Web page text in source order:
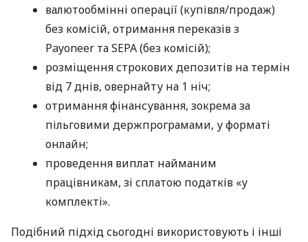
валютообмінні операції (купівля/продаж)
без комісій, отримання переказів з
Payoneer та SEPA (без комісій);
розміщення строкових депозитів на термін
від 7 днів, овернайту на 1 ніч;
отримання фінансування, зокрема за
пільговими держпрограмами, у форматі
онлайн;
проведення виплат найманим
працівникам, зі сплатою податків «у
комплекті».
Подібний підхід сьогодні використовують і інші